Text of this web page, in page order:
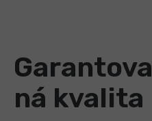
Garantova
ná kvalita